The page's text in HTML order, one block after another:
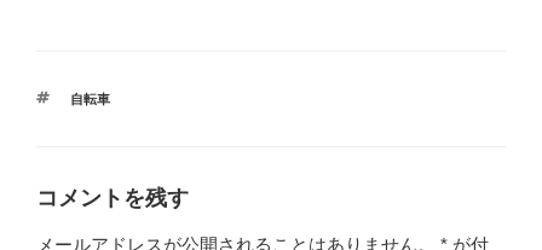
タ
自転車
コメントを残す
メールアドレスが公開されることはありません。 * が付